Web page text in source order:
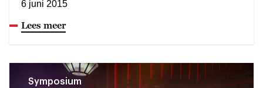
6 juni 2015
Lees meer
Symposium